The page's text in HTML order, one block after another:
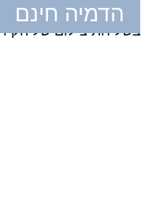
הדמיה חינם
בשליחת צילום של